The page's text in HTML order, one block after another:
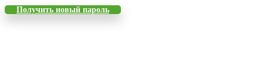
Получить новый пароль